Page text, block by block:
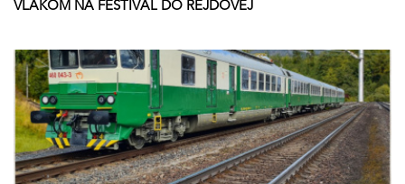
VLAKOM NA FESTIVAL DO REJDOVEJ